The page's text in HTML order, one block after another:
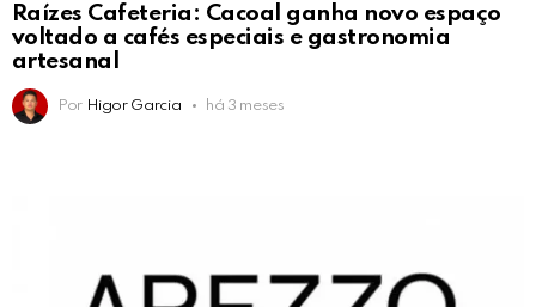
Raízes Cafeteria: Cacoal ganha novo espaço
voltado a cafés especiais e gastronomia
artesanal
Por Higor Garcia há 3 meses